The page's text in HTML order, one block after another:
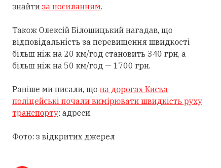
знайти за посиланням.
Також Олексій Білошицький нагадав, що
відповідальність за перевищення швидкості
більш ніж на 20 км/год становить 340 грн, а
більш ніж на 50 км/год — 1700 грн.
Раніше ми писали, що на дорогах Києва
поліцейські почали вимірювати швидкість руху
транспорту: адреси.
Фото: з відкритих джерел